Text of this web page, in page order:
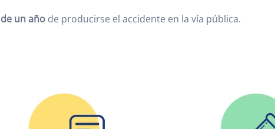
un año de producirse el accidente en la vía pública.